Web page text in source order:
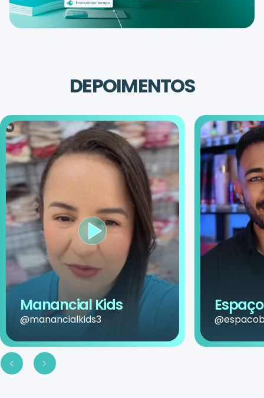
DEPOIMENTOS
Manancial Kids
@manancialkids3